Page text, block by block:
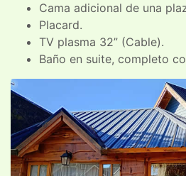
Cama adicional de una
Placard.
TV plasma 32” (Cable).
Baño en suite, completo